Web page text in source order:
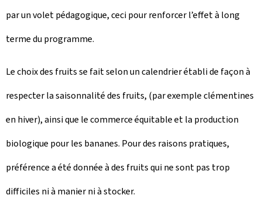
par un volet pédagogique, ceci pour renforcer l’effet à long
terme du programme.
Le choix des fruits se fait selon un calendrier établi de façon à
respecter la saisonnalité des fruits, (par exemple clémentines
en hiver), ainsi que le commerce équitable et la production
biologique pour les bananes. Pour des raisons pratiques,
préférence a été donnée à des fruits qui ne sont pas trop
difficiles ni à manier ni à stocker.